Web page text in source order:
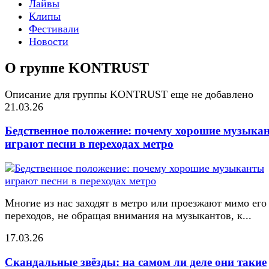
Лайвы
Клипы
Фестивали
Новости
О группе KONTRUST
Описание для группы KONTRUST еще не добавлено
21.03.26
Бедственное положение: почему хорошие
играют песни в переходах метро
Многие из нас заходят в метро или проезжают мимо его
переходов, не обращая внимания на музыкантов, к...
17.03.26
Скандальные звёзды: на самом ли деле они такие